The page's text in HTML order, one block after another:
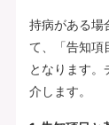
持病がある場
て、「告知項
となります。
介します。